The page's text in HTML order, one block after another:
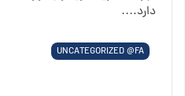
دارد.…
UNCATEGORIZED @FA